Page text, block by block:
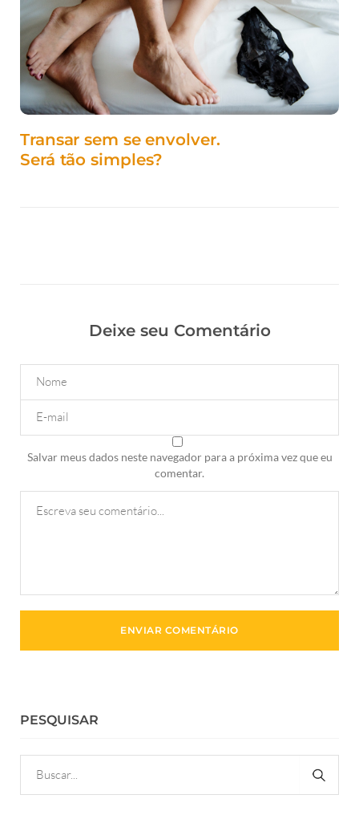
Transar sem se envolver.
Será tão simples?
Deixe seu Comentário
Salvar meus dados neste navegador para a próxima vez que eu
comentar.
PESQUISAR